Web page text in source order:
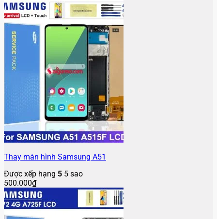
Thay màn hình Samsung A51
Được xếp hạng 5 5 sao
500.000₫